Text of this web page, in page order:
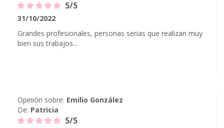
5/5
31/10/2022
Grandes profesionales, personas serias que realizan muy
bien sus trabajos...
Opinión sobre: Emilio González
De: Patricia
5/5